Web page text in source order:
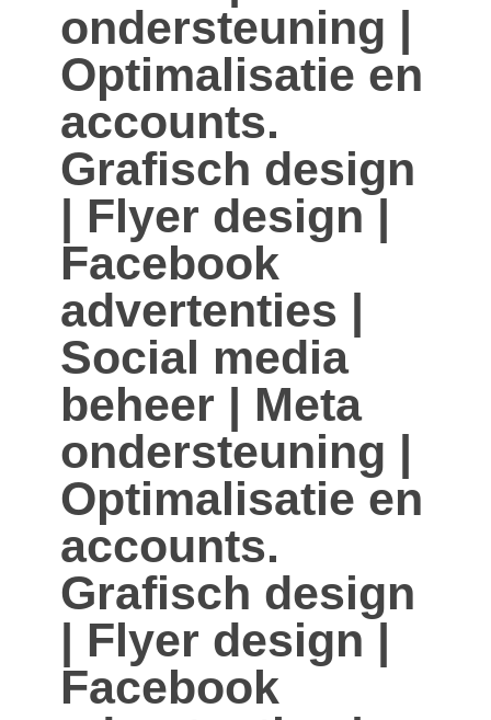
ondersteuning |
Optimalisatie en
accounts.
Grafisch design
| Flyer design |
Facebook
advertenties |
Social media
beheer | Meta
ondersteuning |
Optimalisatie en
accounts.
Grafisch design
| Flyer design |
Facebook